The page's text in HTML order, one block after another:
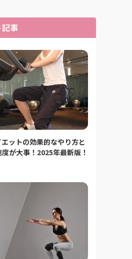
事
ットの効果的なやり方と
が大事！2025年最新版！